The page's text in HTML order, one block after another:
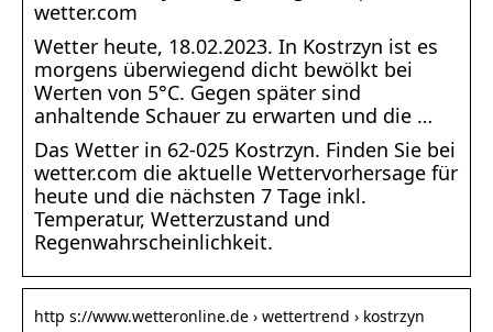
wetter.com
Wetter heute, 18.02.2023. In Kostrzyn ist es
morgens überwiegend dicht bewölkt bei
Werten von 5°C. Gegen später sind
anhaltende Schauer zu erwarten und die …
Das Wetter in 62-025 Kostrzyn. Finden Sie bei
wetter.com die aktuelle Wettervorhersage für
heute und die nächsten 7 Tage inkl.
Temperatur, Wetterzustand und
Regenwahrscheinlichkeit.
http s://www.wetteronline.de › wettertrend › kostrzyn